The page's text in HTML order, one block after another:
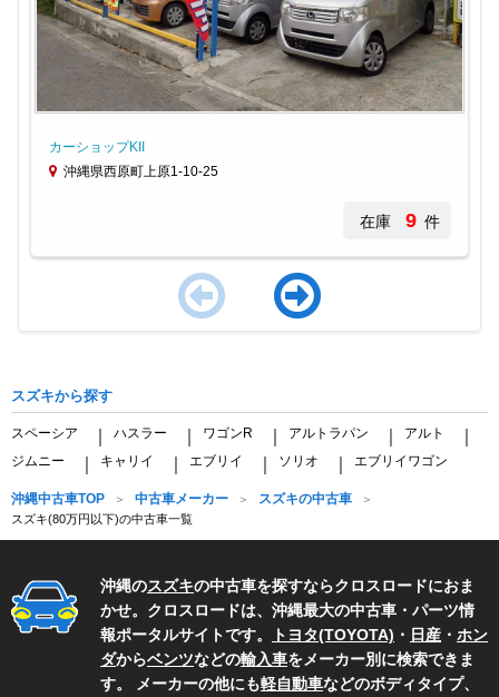
カーショップKII
沖縄県西原町上原1-10-25
在庫 9 件
4
スズキから探す
スペーシア ハスラー ワゴンR アルトラパン アルト
ジムニー キャリイ エブリイ ソリオ エブリイワゴン
沖縄中古車TOP 中古車メーカー スズキの中古車
スズキ(80万円以下)の中古車一覧
沖縄のスズキの中古車を探すならクロスロードにおま
かせ。クロスロードは、沖縄最大の中古車・パーツ情
報ポータルサイトです。
トヨタ(TOYOTA) ・ 日産 ・ ホン
ダからベンツなどの輸入車をメーカー別に検索できま
す。 メーカーの他にも軽自動車などのボディタイプ、